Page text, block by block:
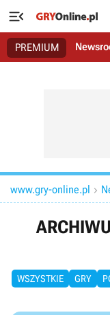

PREMIUM
www.gry-online.pl 
WSZYSTKIE GRY